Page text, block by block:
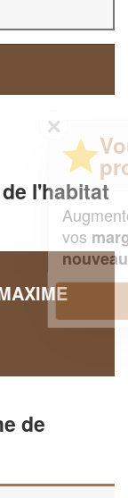
l'habitat
de
d'affaireset
de
plus